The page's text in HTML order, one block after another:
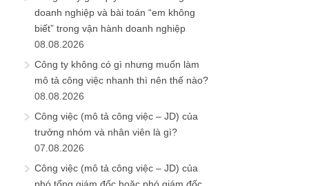
doanh nghiệp và bài toán “em không
biết” trong vận hành doanh nghiệp
08.08.2026
Công ty không có gì nhưng muốn làm
mô tả công việc nhanh thì nên thế nào?
08.08.2026
Công việc (mô tả công việc – JD) của
trưởng nhóm và nhân viên là gì?
07.08.2026
Công việc (mô tả công việc – JD) của
phó tổng giám đốc hoặc phó giám đốc